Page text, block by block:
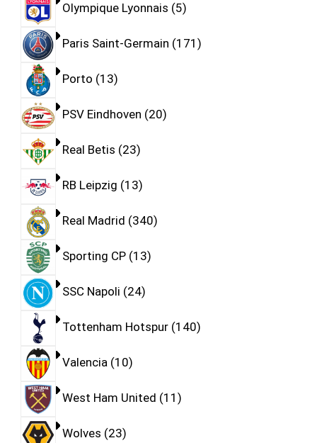
Olympique Lyonnais 5
Paris Saint-Germain 171
Porto 13
PSV Eindhoven 20
Real Betis 23
RB Leipzig 13
Real Madrid 340
Sporting CP 13
SSC Napoli 24
Tottenham Hotspur 140
Valencia 10
West Ham United 11
Wolves 23